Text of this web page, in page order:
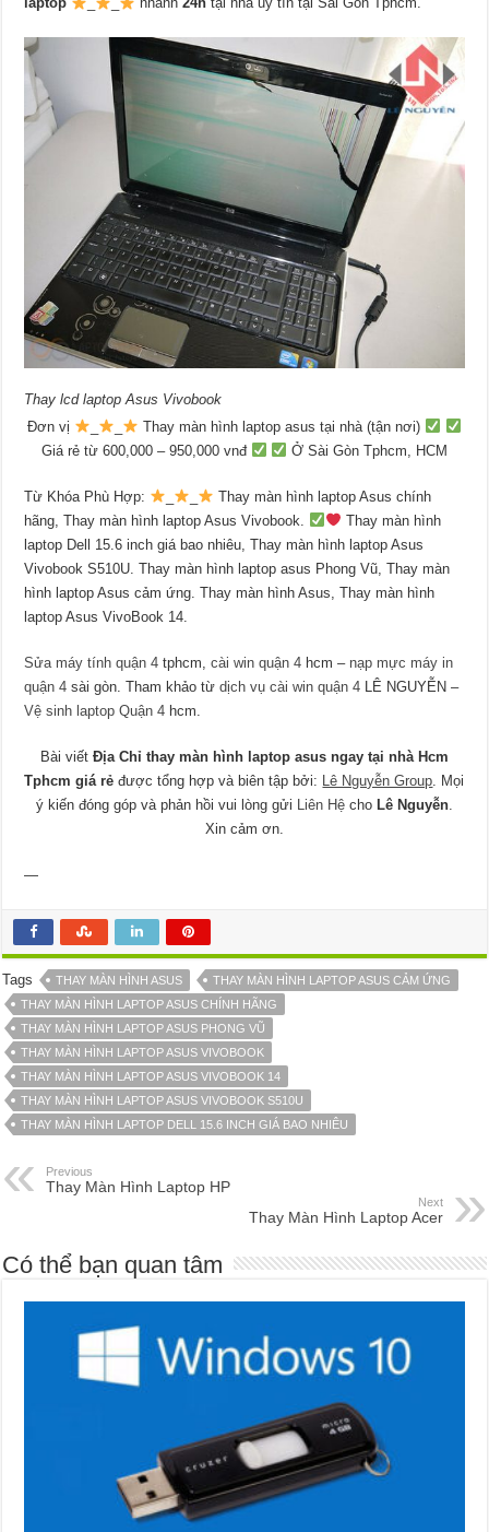
Thay lcd laptop Asus Vivobook
Đơn vị
Thay màn hình laptop asus tại nhà (tận nơi)
Giá rẻ từ 600,000 – 950,000 vnđ
Ở Sài Gòn Tphcm, HCM
Từ Khóa Phù Hợp:
Thay màn hình laptop Asus chính
hãng, Thay màn hình laptop Asus Vivobook.
Thay màn hình
laptop Dell 15.6 inch giá bao nhiêu, Thay màn hình laptop Asus
Vivobook S510U. Thay màn hình laptop asus Phong Vũ, Thay màn
hình laptop Asus cảm ứng. Thay màn hình Asus, Thay màn hình
laptop Asus VivoBook 14.
Sửa máy tính quận 4 tphcm,cài win quận 4 hcm – nạp mực máy in
quận 4 sài gòn. Tham khảo từdịch vụ cài win quận 4 LÊ NGUYỄN –
Vệ sinh laptop Quận 4 hcm.
Bài viết Địa Chỉ thay màn hình laptop asus ngay tại nhà Hcm
Tphcm giá rẻ được tổng hợp và biên tập bởi: Lê Nguyễn Group . Mọi
ý kiến đóng góp và phản hồi vui lòng gửi
Liên Hệcho Lê Nguyễn.
Xin cảm ơn.
—
Tags THAY MÀN HÌNH ASUS
THAY MÀN HÌNH LAPTOP ASUS CẢM ỨNG
THAY MÀN HÌNH LAPTOP ASUS CHÍNH HÃNG
THAY MÀN HÌNH LAPTOP ASUS PHONG VŨ
THAY MÀN HÌNH LAPTOP ASUS VIVOBOOK
THAY MÀN HÌNH LAPTOP ASUS VIVOBOOK 14
THAY MÀN HÌNH LAPTOP ASUS VIVOBOOK S510U
THAY MÀN HÌNH LAPTOP DELL 15.6 INCH GIÁ BAO NHIÊU
Previous
Thay Màn Hình Laptop HP
Next
Thay Màn Hình Laptop Acer
Có thể bạn quan tâm